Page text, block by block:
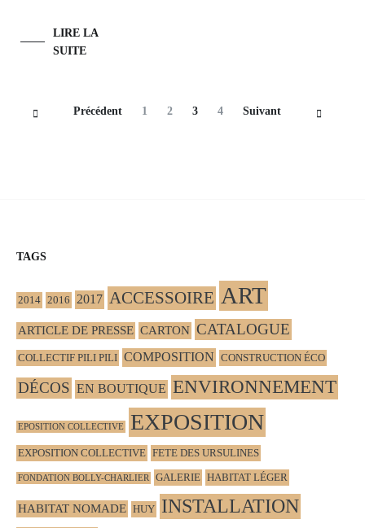
LIRE LA
SUITE
NavigationPrécédent Page
1 Page
2 Page
3 Page
4 Suivant
TAGS
2014 2016 2017 ACCESSOIRE ART
ARTICLE DE PRESSE CARTON CATALOGUE
COLLECTIF PILI PILI COMPOSITION CONSTRUCTION ÉCO
DÉCOS EN BOUTIQUE ENVIRONNEMENT
EPOSITION COLLECTIVE EXPOSITION
EXPOSITION COLLECTIVE FETE DES URSULINES
FONDATION BOLLY-CHARLIER GALERIE HABITAT LÉGER
HABITAT NOMADE HUY INSTALLATION